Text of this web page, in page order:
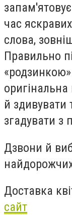
час
слова,
Правильно
й здивувати
згадувати з
Дзвони й
Доставка
сайт